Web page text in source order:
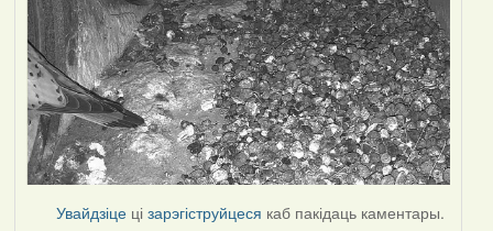
Увайдзіце цізарэгіструйцеся каб пакідаць каментары.